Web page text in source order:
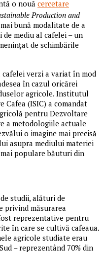
o nouă cercetare
Production and
bună modalitate de a
mediu al cafelei – un
de schimbările
cafelei verzi a variat în mod
în cazul oricărei
agricole. Institutul
(ISIC) a comandat
pentru Dezvoltare
a metodologiile actuale
o imagine mai precisă
asupra mediului materiei
populare băuturi din
studii, alături de
măsurarea
reprezentative pentru
în care se cultivă cafeaua.
agricole studiate erau
– reprezentând 70% din